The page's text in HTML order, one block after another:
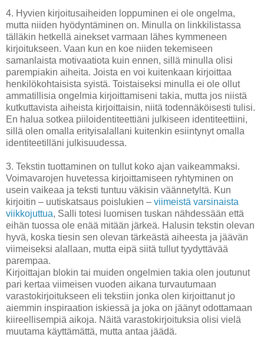
4. Hyvien kirjoitusaiheiden loppuminen ei ole ongelma,
mutta niiden hyödyntäminen on. Minulla on linkkilistassa
tälläkin hetkellä ainekset varmaan lähes kymmeneen
kirjoitukseen. Vaan kun en koe niiden tekemiseen
samanlaista motivaatiota kuin ennen, sillä minulla olisi
parempiakin aiheita. Joista en voi kuitenkaan kirjoittaa
henkilökohtaisista syistä. Toistaiseksi minulla ei ole ollut
ammatillisia ongelmia kirjoittamiseni takia, mutta jos niistä
kutkuttavista aiheista kirjoittaisin, niitä todennäköisesti tulisi.
En halua sotkea piiloidentiteettiäni julkiseen identiteettiini,
sillä olen omalla erityisalallani kuitenkin esiintynyt omalla
identiteetilläni julkisuudessa.
3. Tekstin tuottaminen on tullut koko ajan vaikeammaksi.
Voimavarojen huvetessa kirjoittamiseen ryhtyminen on
usein vaikeaa ja teksti tuntuu väkisin väännetyltä. Kun
kirjoitin – uutiskatsaus poislukien – viimeistä varsinaista
viikkojuttua, Salli totesi luomisen tuskan nähdessään että
eihän tuossa ole enää mitään järkeä. Halusin tekstin olevan
hyvä, koska tiesin sen olevan tärkeästä aiheesta ja jäävän
viimeiseksi alallaan, mutta eipä siitä tullut tyydyttävää
parempaa.
Kirjoittajan blokin tai muiden ongelmien takia olen joutunut
pari kertaa viimeisen vuoden aikana turvautumaan
varastokirjoitukseen eli tekstiin jonka olen kirjoittanut jo
aiemmin inspiraation iskiessä ja joka on jäänyt odottamaan
kiireellisempiä aikoja. Näitä varastokirjoituksia olisi vielä
muutama käyttämättä, mutta antaa jäädä.